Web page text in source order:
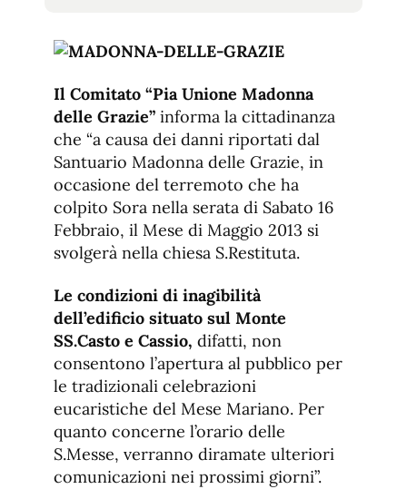
de
de
fuente.
Il Comitato “Pia Unione Madonna
delle Grazie” informa la cittadinanza
che “a causa dei danni riportati dal
Santuario Madonna delle Grazie, in
occasione del terremoto che ha
colpito Sora nella serata di Sabato 16
Febbraio, il Mese di Maggio 2013 si
svolgerà nella chiesa S.Restituta.
Le condizioni di inagibilità
dell’edificio situato sul Monte
SS.Casto e Cassio, difatti, non
consentono l’apertura al pubblico per
le tradizionali celebrazioni
eucaristiche del Mese Mariano. Per
quanto concerne l’orario delle
S.Messe, verranno diramate ulteriori
comunicazioni nei prossimi giorni”.